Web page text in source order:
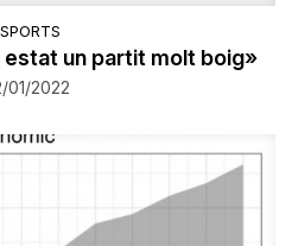
estat un partit molt boig»
01/2022